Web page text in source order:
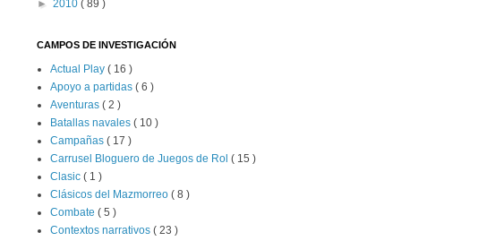
► 2010 ( 89 )
CAMPOS DE INVESTIGACIÓN
Actual Play ( 16 )
Apoyo a partidas ( 6 )
Aventuras ( 2 )
Batallas navales ( 10 )
Campañas ( 17 )
Carrusel Bloguero de Juegos de Rol ( 15 )
Clasic ( 1 )
Clásicos del Mazmorreo ( 8 )
Combate ( 5 )
Contextos narrativos ( 23 )